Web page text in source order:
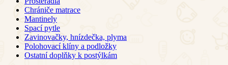
Chrániče matrace
Mantinely
Spací pytle
Zavinovačky, hnízdečka, plyma
Polohovací klíny a podložky
Ostatní doplňky k postýlkám